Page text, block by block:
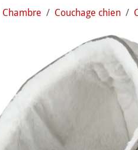
Chambre Couchage chien